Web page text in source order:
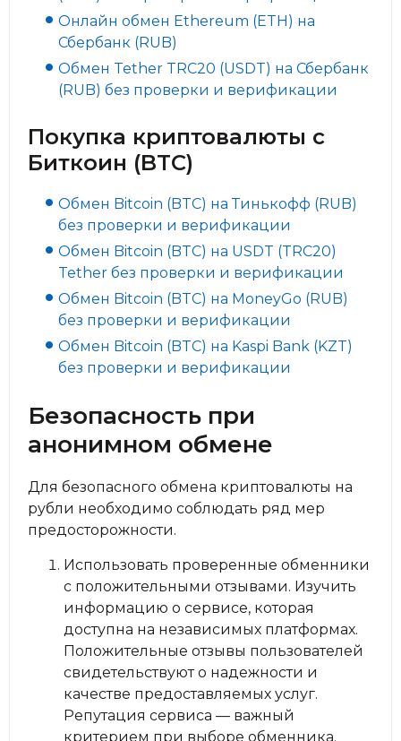
Онлайн обмен Ethereum (ETH) на
Сбербанк (RUB)
Обмен Tether TRC20 (USDT) на Сбербанк
(RUB) без проверки и верификации
Покупка криптовалюты с
Биткоин (BTC)
Обмен Bitcoin (BTC) на Тинькофф (RUB)
без проверки и верификации
Обмен Bitcoin (BTC) на USDT (TRC20)
Tether без проверки и верификации
Обмен Bitcoin (BTC) на MoneyGo (RUB)
без проверки и верификации
Обмен Bitcoin (BTC) на Kaspi Bank (KZT)
без проверки и верификации
Безопасность при
анонимном обмене
Для безопасного обмена криптовалюты на
рубли необходимо соблюдать ряд мер
предосторожности.
Использовать проверенные обменники
с положительными отзывами. Изучить
информацию о сервисе, которая
доступна на независимых платформах.
Положительные отзывы пользователей
свидетельствуют о надежности и
качестве предоставляемых услуг.
Репутация сервиса — важный
критерием при выборе обменника.